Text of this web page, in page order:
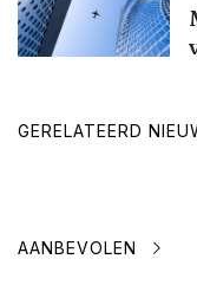
GERELATEERD
AANBEVOLEN